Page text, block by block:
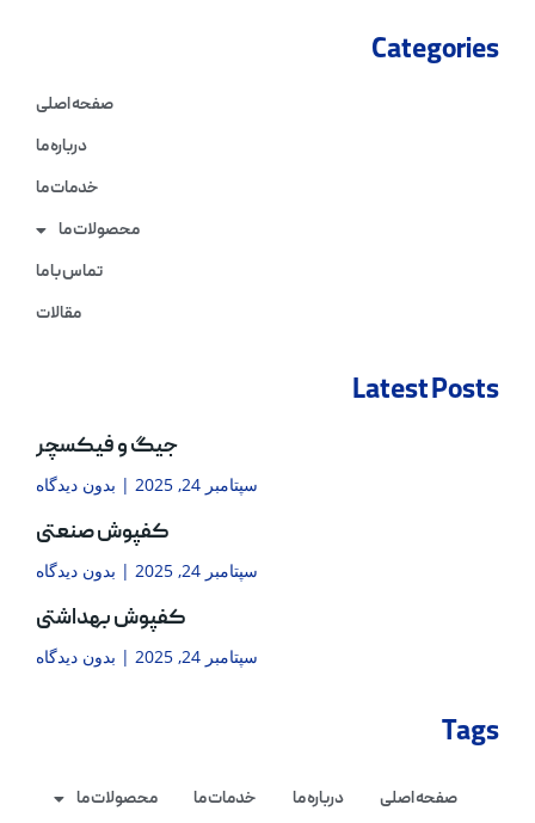
Categories
صفحه اصلی
درباره ما
خدمات ما
محصولات ما
تماس با ما
مقالات
Latest Posts
جیگ و فیکسچر
سپتامبر 24, 2025 بدون دیدگاه
کفپوش صنعتی
سپتامبر 24, 2025 بدون دیدگاه
کفپوش بهداشتی
سپتامبر 24, 2025 بدون دیدگاه
Tags
صفحه اصلی درباره ما خدمات ما
محصولات ما